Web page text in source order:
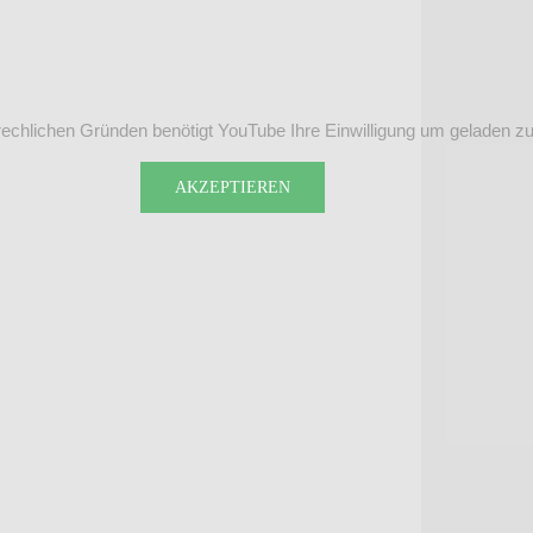
Gründen benötigt YouTube Ihre Einwilligung um geladen
AKZEPTIEREN